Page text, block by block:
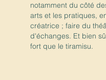
notamment du côté
arts et les pratiques,
créatrice ; faire du
d'échanges. Et bien
fort que le tiramisu.